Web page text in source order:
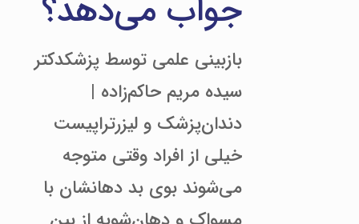
جواب می‌دهد؟
بازبینی علمی توسط پزشکدکتر
سیده مریم حاکم‌زاده |
دندان‌پزشک و لیزرتراپیست
خیلی از افراد وقتی متوجه
می‌شوند بوی بد دهانشان با